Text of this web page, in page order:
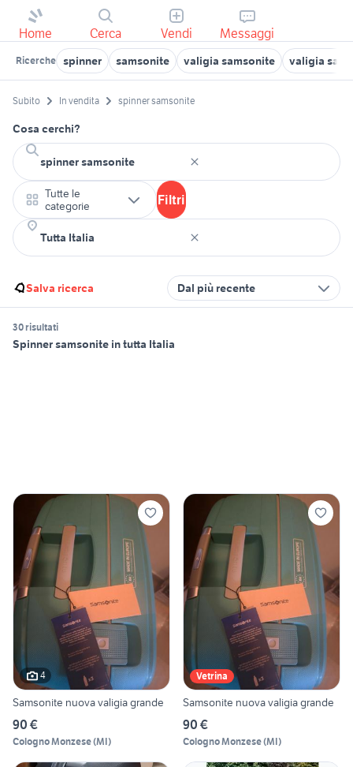
Home Cerca Vendi Messaggi
Ricerche spinner samsonite valigia samsonite valigia
Subito In vendita spinner samsonite
Cosa cerchi?
Tutte le
categorie
Filtri
Salva ricerca Dal più recente
30 risultati
Spinner samsonite in tutta Italia
4
Samsonite nuova valigia grande
90 €
Cologno Monzese(MI)
Vetrina
Samsonite nuova valigia grande
90 €
Cologno Monzese(MI)